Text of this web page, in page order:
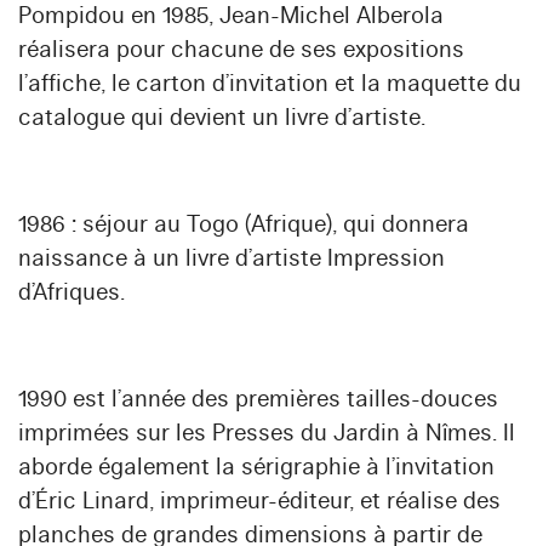
Pompidou en 1985, Jean-Michel Alberola
réalisera pour chacune de ses expositions
l’affiche, le carton d’invitation et la maquette du
catalogue qui devient un livre d’artiste.
1986 : séjour au Togo (Afrique), qui donnera
naissance à un livre d’artiste Impression
d’Afriques.
1990 est l’année des premières tailles-douces
imprimées sur les Presses du Jardin à Nîmes. Il
aborde également la sérigraphie à l’invitation
d’Éric Linard, imprimeur-éditeur, et réalise des
planches de grandes dimensions à partir de